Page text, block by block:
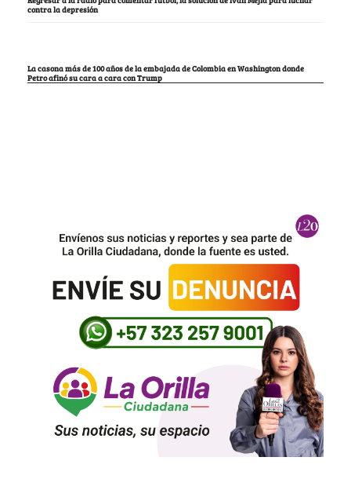
contra la depresión
La casona más de 100 años de la embajada de Colombia en Washington donde
Petro afinó su cara a cara con Trump